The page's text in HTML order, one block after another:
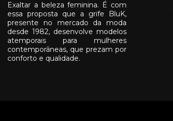
Exaltar a beleza feminina. É com
essa proposta que a grife BluK,
presente no mercado da moda
desde 1982, desenvolve modelos
atemporais para mulheres
contemporâneas, que prezam por
conforto e qualidade.